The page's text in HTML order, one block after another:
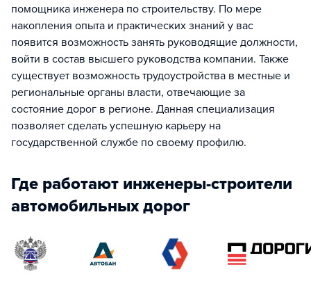
помощника инженера по строительству. По мере
накопления опыта и практических знаний у вас
появится возможность занять руководящие должности,
войти в состав высшего руководства компании. Также
существует возможность трудоустройства в местные и
региональные органы власти, отвечающие за
состояние дорог в регионе. Данная специализация
позволяет сделать успешную карьеру на
государственной службе по своему профилю.
Где работают инженеры-строители
автомобильных дорог